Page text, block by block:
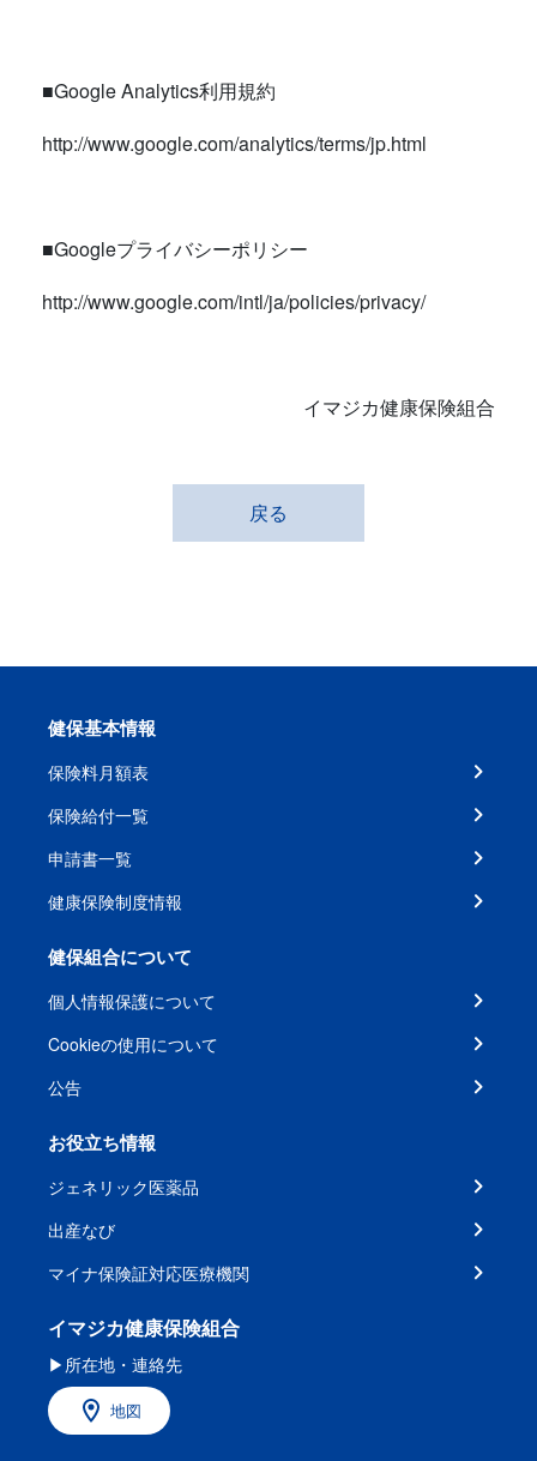
■Google Analytics利用規約
http://www.google.com/analytics/terms/jp.html
■Googleプライバシーポリシー
http://www.google.com/intl/ja/policies/privacy/
イマジカ健康保険組合
戻る
健保基本情報
保険料月額表
保険給付一覧
申請書一覧
健康保険制度情報
健保組合について
個人情報保護について
Cookieの使用について
公告
お役立ち情報
ジェネリック医薬品
出産なび
マイナ保険証対応医療機関
イマジカ健康保険組合
▶所在地・連絡先
地図